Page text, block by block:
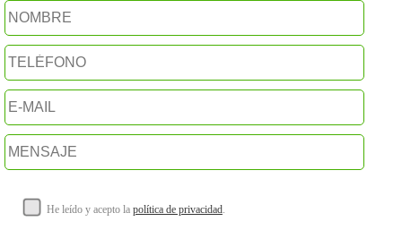
He leído y acepto la política de privacidad.